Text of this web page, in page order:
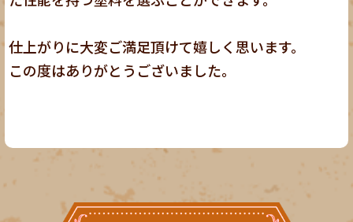
仕上がりに大変ご満足頂けて嬉しく思います。
この度はありがとうございました。